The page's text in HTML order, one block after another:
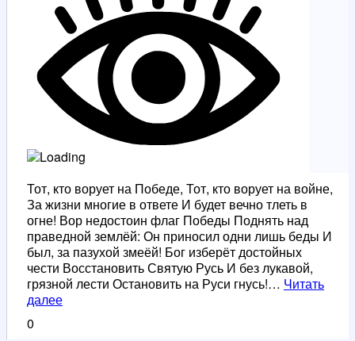
Тот, кто ворует на Победе, Тот, кто ворует на войне,
За жизни многие в ответе И будет вечно тлеть в
огне! Вор недостоин флаг Победы Поднять над
праведной землёй: Он приносил одни лишь беды И
был, за пазухой змеёй! Бог изберёт достойных
чести Восстановить Святую Русь И без лукавой,
грязной лести Остановить на Руси гнусь!… Читать
далееВор
0